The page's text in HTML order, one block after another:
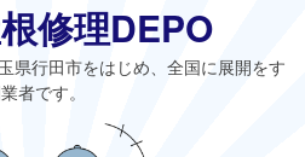
修理DEPO
県行田市をはじめ、全国に展開をす
者です。